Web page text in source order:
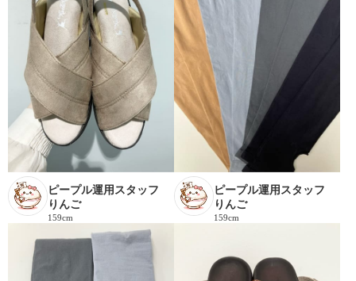
ピープル運用スタッフ
りんご
159cm
ピープル運用スタッフ
りんご
159cm